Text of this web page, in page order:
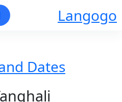
التجاوز
Langogo
Dates